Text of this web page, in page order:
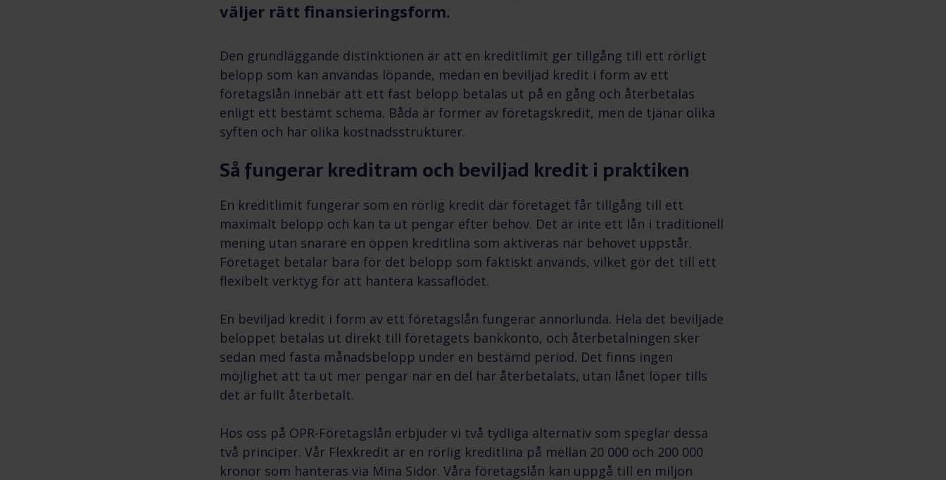
väljer rätt finansieringsform.
Den grundläggande distinktionen är att en kreditlimit ger tillgång till ett rörligt
belopp som kan användas löpande, medan en beviljad kredit i form av ett
företagslån innebär att ett fast belopp betalas ut på en gång och återbetalas
enligt ett bestämt schema. Båda är former av företagskredit, men de tjänar olika
syften och har olika kostnadsstrukturer.
Så fungerar kreditram och beviljad kredit i praktiken
En kreditlimit fungerar som en rörlig kredit där företaget får tillgång till ett
maximalt belopp och kan ta ut pengar efter behov. Det är inte ett lån i traditionell
mening utan snarare en öppen kreditlina som aktiveras när behovet uppstår.
Företaget betalar bara för det belopp som faktiskt används, vilket gör det till ett
flexibelt verktyg för att hantera kassaflödet.
En beviljad kredit i form av ett företagslån fungerar annorlunda. Hela det beviljade
beloppet betalas ut direkt till företagets bankkonto, och återbetalningen sker
sedan med fasta månadsbelopp under en bestämd period. Det finns ingen
möjlighet att ta ut mer pengar när en del har återbetalats, utan lånet löper tills
det är fullt återbetalt.
Hos oss på OPR-Företagslån erbjuder vi två tydliga alternativ som speglar dessa
två principer. Vår Flexkredit är en rörlig kreditlina på mellan 20 000 och 200 000
kronor som hanteras via Mina Sidor. Våra företagslån kan uppgå till en miljon